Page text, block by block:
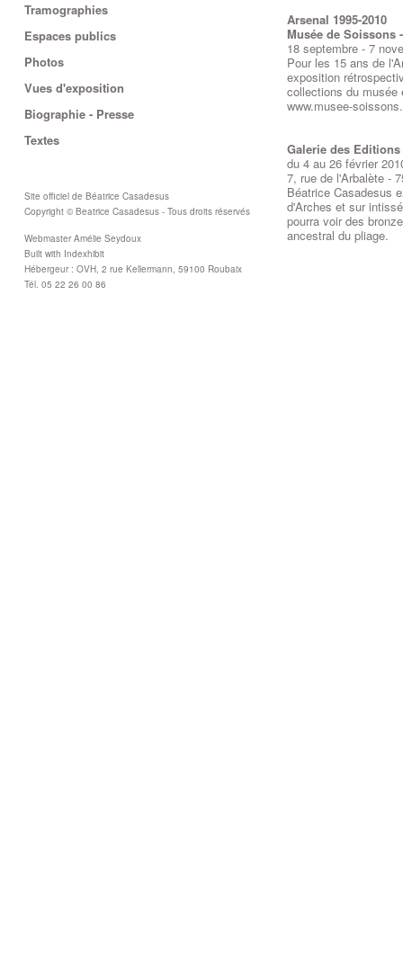
Tramographies
Espaces publics
Photos
Vues d'exposition
Biographie - Presse
Textes
Site officiel de Béatrice Casadesus
Copyright © Beatrice Casadesus - Tous droits réservés
Webmaster Amélie Seydoux
Built with Indexhibit
Hébergeur : OVH, 2 rue Kellermann, 59100 Roubaix
Tél. 05 22 26 00 86
Arsenal 1995-2010
Musée de Soissons
18 septembre - 7
Pour les 15 ans de
exposition
collections du musée
www.musee-
Galerie des Editions
du 4 au 26 février
7, rue de l'Arbalète -
Béatrice Casadesus
d'Arches et sur
pourra voir des
ancestral du pliage.